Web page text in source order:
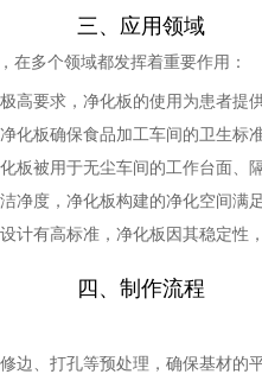
三、应用领域
在多个领域都发挥着重要作用：
高要求，净化板的使用为患者提
化板确保食品加工车间的卫生标
板被用于无尘车间的工作台面、
净度，净化板构建的净化空间满
计有高标准，净化板因其稳定性
四、制作流程
边、打孔等预处理，确保基材的